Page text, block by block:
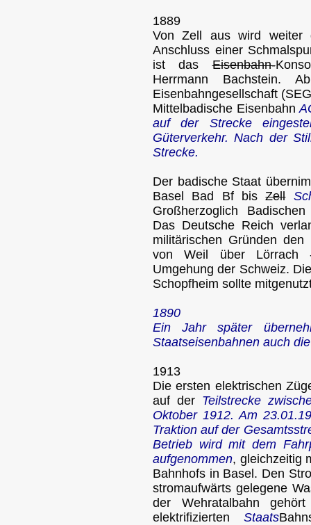
1889
Von Zell aus wird weiter
Anschluss einer
ist dasEisenbahn-
Herrmann Bachstein.
Eisenbahngesellschaft
Mittelbadische Eisenbahn
auf der Strecke
Güterverkehr. Nach der
Strecke.
Der badische Staat
Basel Bad Bf bisZell
Großherzoglich
Das Deutsche Reich
militärischen Gründen
von Weil über Lörrach
Umgehung der Schweiz.
Schopfheim sollte
1890
Ein Jahr später
Staatseisenbahnen auch
1913
Die ersten elektrischen
auf der Teilstrecke
Oktober 1912. Am
Traktion auf der
Betrieb wird mit dem
aufgenommen, gleichzeitig
Bahnhofs in Basel. Den
stromaufwärts gelegene
der Wehratalbahn
elektrifizierten Staats